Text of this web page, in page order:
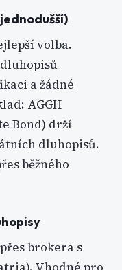
volba.
a žádné
AGGH
Bond) drží
dluhopisů.
běžného
brokera s